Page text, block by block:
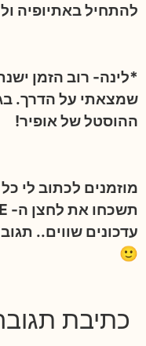
להתחיל באתיופיה
*לינה- רוב הזמן
שמצאתי על הדרך.
ההוסטל של אופיר!
מוזמנים לכתוב לי
עדכונים שווים..
🙂
כתיבת